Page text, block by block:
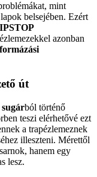
mint
belsejében. Ezért
azonban
út
sugárból történő
teszi elérhetővé ezt
a trapézlemeznek
illeszteni. Mérettől
hanem egy
lesz.